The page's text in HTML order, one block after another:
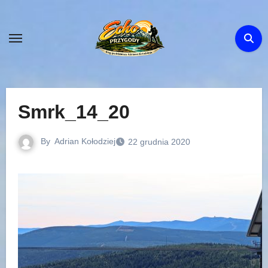
content
Smrk_14_20
By Adrian Kołodziej 22 grudnia 2020